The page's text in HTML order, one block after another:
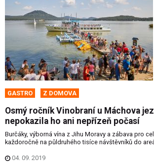
GASTRO Z DOMOVA
Osmý ročník Vinobraní u Máchova
nepokazila ho ani nepřízeň počasí
Burčáky, výborná vína z Jihu Moravy a zábava pro
každoročně na půldruhého tisíce návštěvníků do
04. 09. 2019